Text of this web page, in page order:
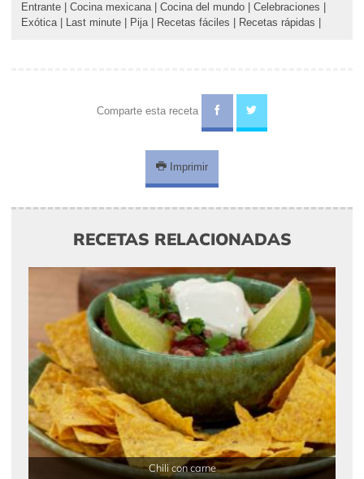
Entrante
Cocina mexicana| Cocina del mundo Celebraciones
Exótica| Last minute Pija| Recetas fáciles Recetas rápidas
Comparte esta receta
Imprimir
RECETAS RELACIONADAS
Chili con carne